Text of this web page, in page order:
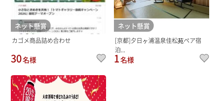
ネット懸賞
カゴメ商品詰め合わせ
30名様
ネット懸賞
[京都]夕日ヶ浦温泉佳松苑ペア宿
泊...
1名様